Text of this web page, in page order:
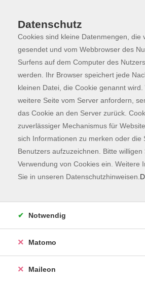
Skip to main content
Programm
Der Kurs konnte nicht gefunden
Datenschutz
Cookies sind kleine Datenmengen, die
gesendet und vom Webbrowser des
Surfens auf dem Computer des
werden. Ihr Browser speichert jede
kleinen Datei, die Cookie genannt wird.
weitere Seite vom Server anfordern,
das Cookie an den Server zurück.
zuverlässiger Mechanismus für
sich Informationen zu merken oder die
Benutzers aufzuzeichnen. Bitte willigen
Verwendung von Cookies ein. Weitere
Sie in unseren Datenschutzhinweisen.
Notwendig
Matomo
Maileon